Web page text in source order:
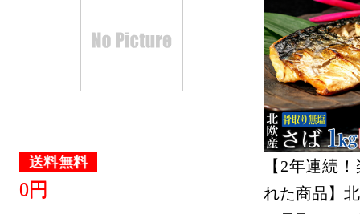
送料無料
0円
【2年連続
れた商品】